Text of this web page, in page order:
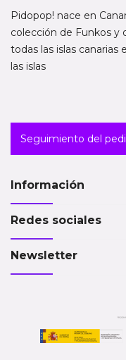
Pidopop! nace en
colección de Funkos y
todas las islas canarias
las islas
Seguimiento del
Información
Redes sociales
Newsletter